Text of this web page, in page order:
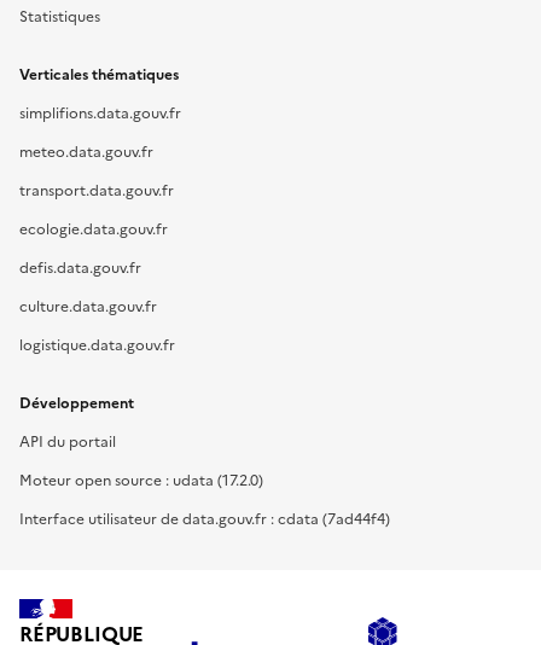
Statistiques
Verticales thématiques
simplifions.data.gouv.fr
meteo.data.gouv.fr
transport.data.gouv.fr
ecologie.data.gouv.fr
defis.data.gouv.fr
culture.data.gouv.fr
logistique.data.gouv.fr
Développement
API du portail
Moteur open source : udata (17.2.0)
Interface utilisateur de data.gouv.fr : cdata (7ad44f4)
RÉPUBLIQUE